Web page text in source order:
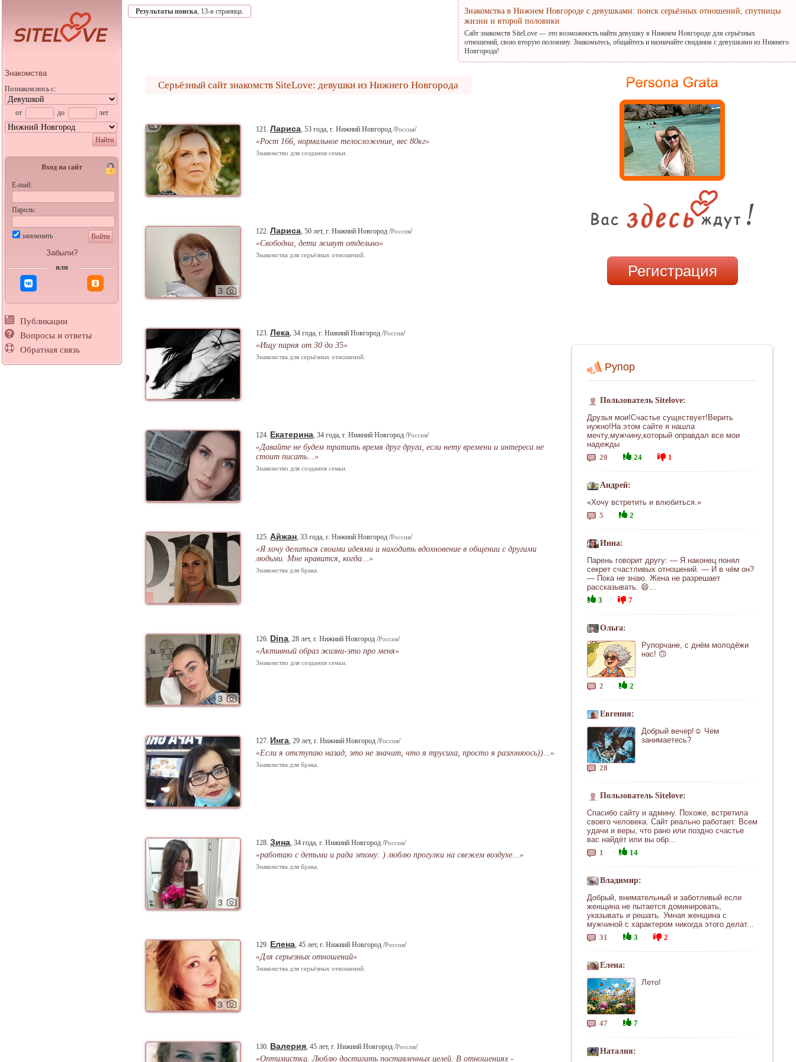
Знакомства
Познакомлюсь с:
от до лет
Найти
Вход на сайт
E-mail:
Пароль:
запомнить Войти
Забыли?
или
Публикации
Вопросы и ответы
Обратная связь
Результаты поиска, 13-я страница.
Знакомства в Нижнем Новгороде с девушками: поиск серьёзных отношений, спутницы
жизни и второй половики
Сайт знакомств SiteLove — это возможность найти девушку в Нижнем Новгороде для серьёзных
отношений, свою вторую половину. Знакомьтесь, общайтесь и назначайте свидания с девушками из Нижнего
Новгорода!
Серьёзный сайт знакомств SiteLove: девушки из Нижнего Новгорода
Регистрация
Рупор
Пользователь Sitelove:
Друзья мои!Счастье существует!Верить
нужно!На этом сайте я нашла
мечту,мужчину,который оправдал все мои
надежды
20
24 1
Андрей:
«Хочу встретить и влюбиться.»
5
2
Инна:
Парень говорит другу: — Я наконец понял
секрет счастливых отношений. — И в чём он?
— Пока не знаю. Жена не разрешает
рассказывать. 😄...
3
7
Ольга:
Рупорчане, с днём молодёжи
нас! 🙃
2 2
Евгения:
Добрый вечер!☺ Чем
занимаетесь?
28
Пользователь Sitelove:
Спасибо сайту и админу. Похоже, встретила
своего человека. Сайт реально работает. Всем
удачи и веры, что рано или поздно счастье
вас найдёт или вы обр...
1
14
Владимир:
Добрый, внимательный и заботливый если
женщина не пытается доминировать,
указывать и решать. Умная женщина с
мужчиной с характером никогда этого делат...
31
3 2
Елена:
Лето!
47 7
Наталия:
121. Лариса, 53 года, г. Нижний Новгород /Россия/
«Рост 166, нормальное телосложение, вес 80кг»
Знакомство для создания семьи.
3
122. Лариса, 50 лет, г. Нижний Новгород /Россия/
«Свободна, дети живут отдельно»
Знакомства для серьёзных отношений.
123. Лека, 34 года, г. Нижний Новгород /Россия/
«Ищу парня от 30 до 35»
Знакомства для серьёзных отношений.
124. Екатерина, 34 года, г. Нижний Новгород /Россия/
«Давайте не будем тратить время друг друга, если нету времени и интереса не
стоит писать...»
Знакомство для создания семьи.
125. Айжан, 33 года, г. Нижний Новгород /Россия/
«Я хочу делиться своими идеями и находить вдохновение в общении с другими
людьми. Мне нравится, когда...»
Знакомства для брака.
3
126. Dina, 28 лет, г. Нижний Новгород /Россия/
«Активный образ жизни-это про меня»
Знакомство для создания семьи.
127. Инга, 29 лет, г. Нижний Новгород /Россия/
«Если я отступаю назад, это не значит, что я трусиха, просто я разгоняюсь))...»
Знакомства для брака.
3
128. Зина, 34 года, г. Нижний Новгород /Россия/
«работаю с детьми и рада этому: ) люблю прогулки на свежем воздухе...»
Знакомства для брака.
3
129. Елена, 45 лет, г. Нижний Новгород /Россия/
«Для серьезных отношений»
Знакомства для серьёзных отношений.
130. Валерия, 45 лет, г. Нижний Новгород /Россия/
«Оптимистка. Люблю достигать поставленных целей. В отношениях -